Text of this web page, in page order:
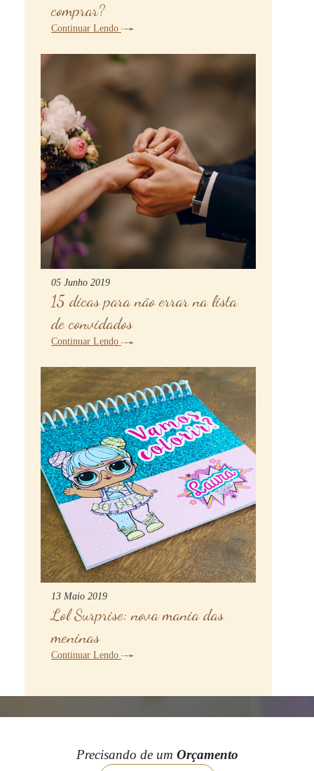
comprar?
Continuar Lendo
05 Junho 2019
15 dicas para não errar na lista
de convidados
Continuar Lendo
13 Maio 2019
Lol Surprise: nova mania das
meninas
Continuar Lendo
Precisando de um Orçamento